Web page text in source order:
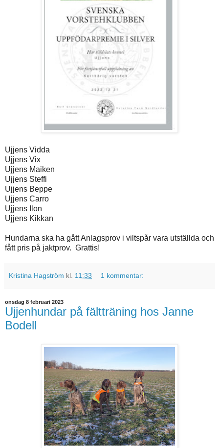
Ujjens Vidda
Ujjens Vix
Ujjens Maiken
Ujjens Steffi
Ujjens Beppe
Ujjens Carro
Ujjens Ilon
Ujjens Kikkan
Hundarna ska ha gått Anlagsprov i viltspår vara utställda och
fått pris på jaktprov. Grattis!
Kristina Hagström kl. 11:33 1 kommentar:
onsdag 8 februari 2023
Ujjenhundar på fältträning hos Janne
Bodell